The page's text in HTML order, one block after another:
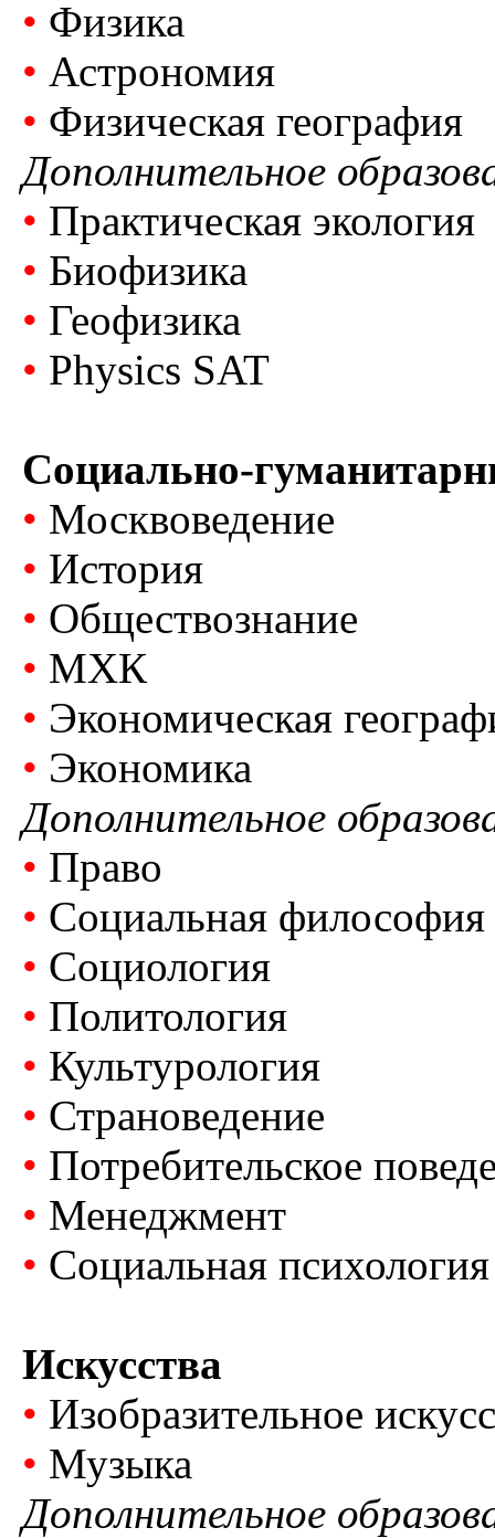
• Физика
• Астрономия
• Физическая география
Дополнительное
• Практическая экология
• Биофизика
• Геофизика
• Physics SAT
Социально-
• Москвоведение
• История
• Обществознание
• МХК
• Экономическая
• Экономика
Дополнительное
• Право
• Социальная философия
• Социология
• Политология
• Культурология
• Страноведение
• Потребительское
• Менеджмент
• Социальная психология
Искусства
• Изобразительное
• Музыка
Дополнительное